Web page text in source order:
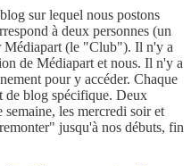
sur lequel nous postons
à deux personnes (un
Médiapart (le "Club"). Il n'y a
de Médiapart et nous. Il n'y a
pour y accéder. Chaque
de blog spécifique. Deux
semaine, les mercredi soir et
jusqu'à nos débuts, fin